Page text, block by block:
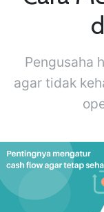
Pengusaha
agar tidak